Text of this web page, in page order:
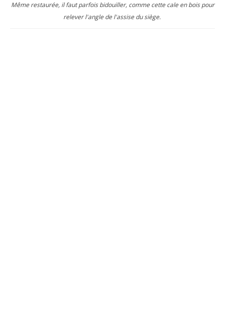
Même restaurée, il faut parfois bidouiller, comme cette cale en bois pour
relever l'angle de l'assise du siège.